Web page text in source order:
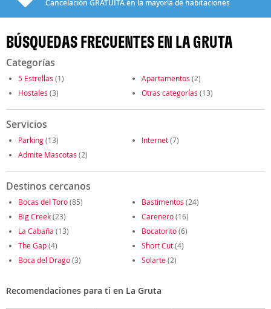
Cancelación GRATUITAen la mayoría de habitaciones
BÚSQUEDAS FRECUENTES EN LA GRUTA
Categorías
5 Estrellas (1) Apartamentos (2)
Hostales (3) Otras categorías (13)
Servicios
Parking(13) Internet(7)
Admite Mascotas (2)
Destinos cercanos
Bocas del Toro(85) Bastimentos (24)
Big Creek(23) Carenero(16)
La Cabaña (13) Bocatorito(6)
The Gap(4) Short Cut(4)
Boca del Drago(3) Solarte(2)
Recomendaciones para ti en La Gruta